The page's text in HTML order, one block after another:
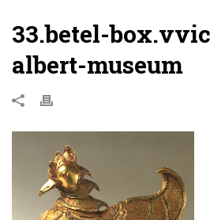
33.betel-
albert-museum